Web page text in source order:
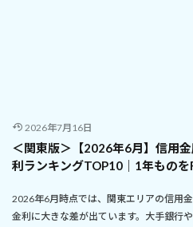
2026年7月16日
＜関東版＞【2026年6月】信用
利ランキングTOP10｜1年もの
2026年6月時点では、関東エリアの信用
金利に大きな差が出ています。大手銀行